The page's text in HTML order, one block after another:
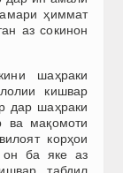
ҳиммат
аз сокинон
шаҳраки
кишвар
дар шаҳраки
ва мақомоти
корҳои
он ба яке аз
табдил